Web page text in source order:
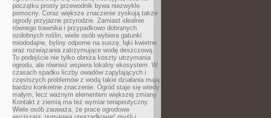
początku prosty przewodnik bywa niezwykle
pomocny. Coraz większe znaczenie zyskują także
ogrody przyjazne przyrodzie. Zamiast idealnie
równego trawnika i przypadkowo dobranych
ozdobnych roślin, wiele osób wybiera gatunki
miododajne, byliny odporne na suszę, łąki kwietne
oraz rozwiązania zatrzymujące wodę deszczową.
To podejście nie tylko obniża koszty utrzymania
ogrodu, ale również wspiera lokalny ekosystem. W
czasach spadku liczby owadów zapylających i
częstszych problemów z wodą takie działania mają
bardzo konkretne znaczenie. Ogród staje się wtedy
małym, lecz ważnym elementem większej zmiany.
Kontakt z ziemią ma też wymiar terapeutyczny.
Wiele osób zauważa, że prace ogrodowe